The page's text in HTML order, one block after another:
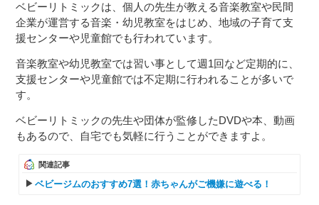
ベビーリトミックは、個人の先生が教える音楽教室や民間
企業が運営する音楽・幼児教室をはじめ、地域の子育て支
援センターや児童館でも行われています。
音楽教室や幼児教室では習い事として週1回など定期的に、
支援センターや児童館では不定期に行われることが多いで
す。
ベビーリトミックの先生や団体が監修したDVDや本、動画
もあるので、自宅でも気軽に行うことができますよ。
関連記事
ベビージムのおすすめ7選！赤ちゃんがご機嫌に遊べる！